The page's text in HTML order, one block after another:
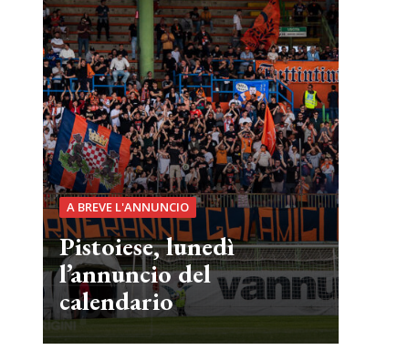
A BREVE L'ANNUNCIO
Pistoiese, lunedì
l’annuncio del
calendario